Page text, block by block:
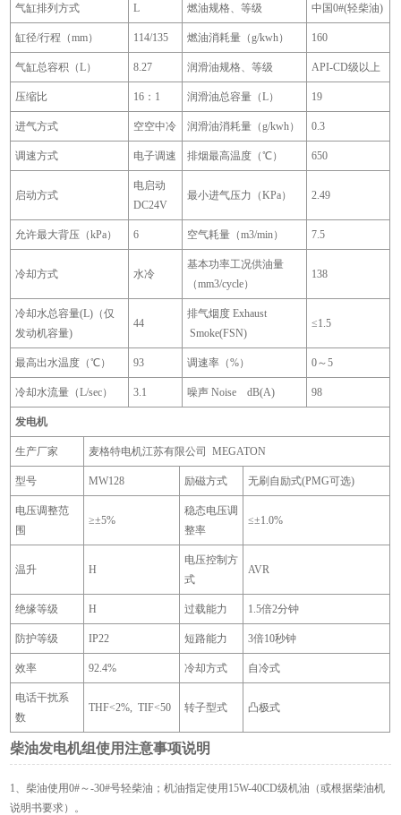
气缸排列方式 L 燃油规格、等级 中国0#(轻柴油)
缸径/行程（mm） 114/135 燃油消耗量（g/kwh） 160
气缸总容积（L） 8.27 润滑油规格、等级 API-CD级以上
压缩比 16：1 润滑油总容量（L） 19
进气方式 空空中冷 润滑油消耗量（g/kwh） 0.3
调速方式 电子调速 排烟最高温度（℃） 650
启动方式
电启动
DC24V
最小进气压力（KPa） 2.49
允许最大背压（kPa） 6 空气耗量（m3/min） 7.5
冷却方式 水冷
基本功率工况供油量
（mm3/cycle）
138
冷却水总容量(L)（仅
发动机容量)
44
排气烟度 Exhaust
Smoke(FSN)
≤1.5
最高出水温度（℃） 93 调速率（%） 0～5
冷却水流量（L/sec） 3.1 噪声 Noise dB(A) 98
发电机
生产厂家 麦格特电机江苏有限公司 MEGATON
型号 MW128 励磁方式 无刷自励式(PMG可选)
电压调整范
围
≥±5%
稳态电压调
整率
≤±1.0%
温升 H
电压控制方
式
AVR
绝缘等级 H 过载能力 1.5倍2分钟
防护等级 IP22 短路能力 3倍10秒钟
效率 92.4% 冷却方式 自冷式
电话干扰系
数
THF<2%, TIF<50 转子型式 凸极式
柴油发电机组使用注意事项说明
1、柴油使用0#～-30#号轻柴油；机油指定使用15W-40CD级机油（或根据柴油机
说明书要求）。